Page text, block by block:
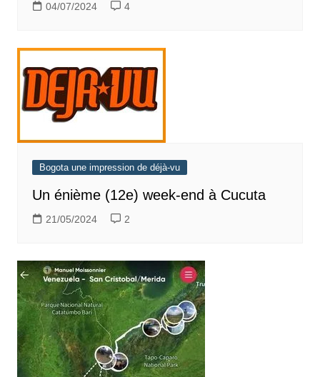
04/07/2024 4
Bogota une impression de déjà-vu
Un énième (12e) week-end à Cucuta
21/05/2024 2